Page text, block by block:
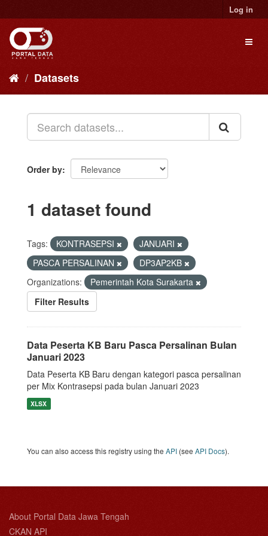
to
content
Log in
Datasets
Order by
1 dataset found
Tags: KONTRASEPSI
JANUARI
PASCA PERSALINAN
DP3AP2KB
Organizations:
Pemerintah Kota Surakarta
Filter Results
Data Peserta KB Baru Pasca Persalinan Bulan
Januari 2023
Data Peserta KB Baru dengan kategori pasca persalinan
per Mix Kontrasepsi pada bulan Januari 2023
XLSX
You can also access this registry using the API (see API Docs).
About Portal Data Jawa Tengah
CKAN API